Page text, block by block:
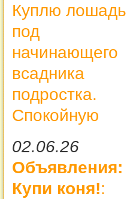
Куплю лошадь
под
начинающего
всадника
подростка.
Спокойную
02.06.26
Объявления:
Купи коня!: